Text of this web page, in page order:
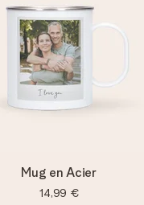
Mug en Acier
14,99 €